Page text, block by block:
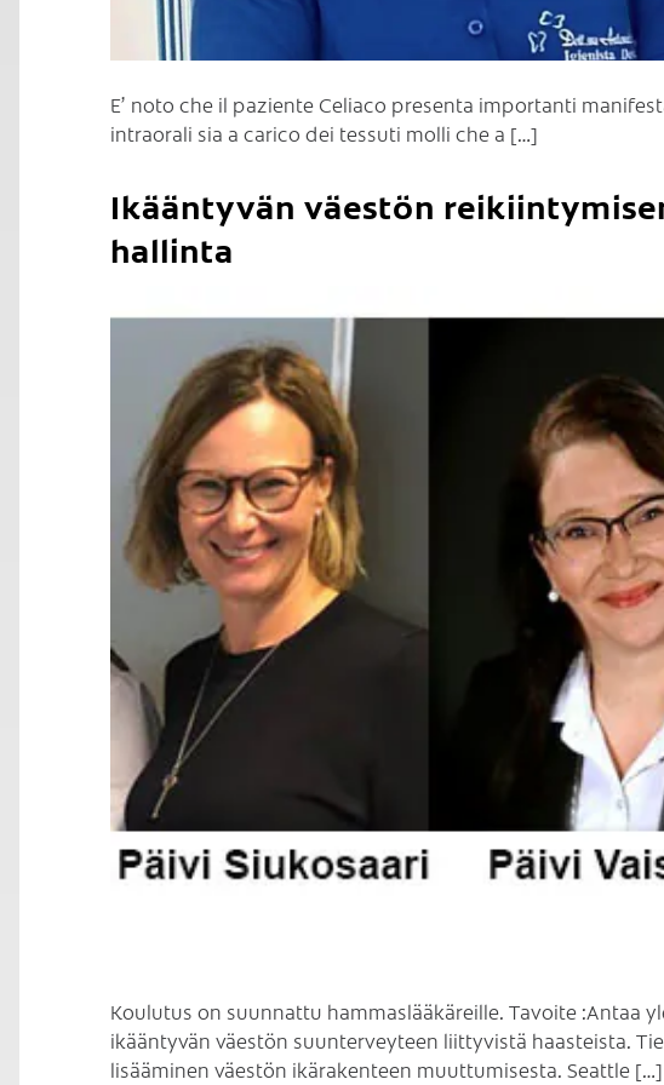
E’ noto che il paziente Celiaco presenta importanti
intraorali sia a carico dei tessuti molli che a […]
Ikääntyvän väestön
hallinta
C
Koulutus on suunnattu hammaslääkäreille. Tavoite :Antaa
ikääntyvän väestön suunterveyteen liittyvistä haasteista.
lisääminen väestön ikärakenteen muuttumisesta. Seattle […]